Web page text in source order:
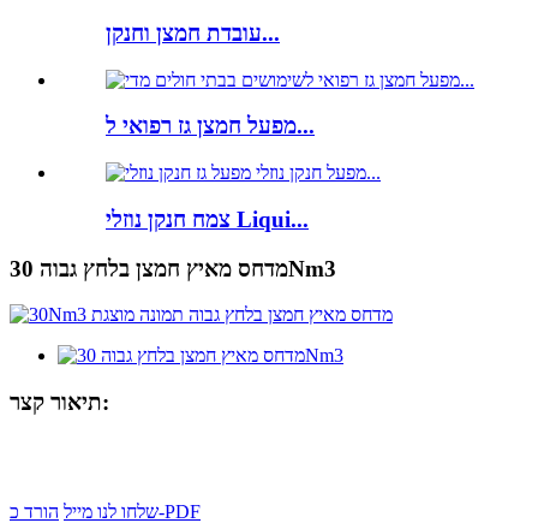
עובדת חמצן וחנקן...
מפעל חמצן גז רפואי ל...
צמח חנקן נוזלי Liqui...
מדחס מאיץ חמצן בלחץ גבוה 30Nm3
תיאור קצר:
שלחו לנו מיילהורד כ-PDF